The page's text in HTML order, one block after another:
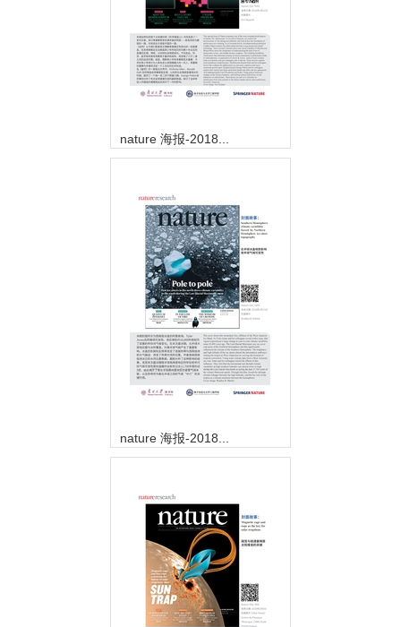
nature 海报-2018...
nature 海报-2018...